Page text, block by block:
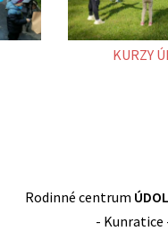
KURZY
Rodinné centrum
-